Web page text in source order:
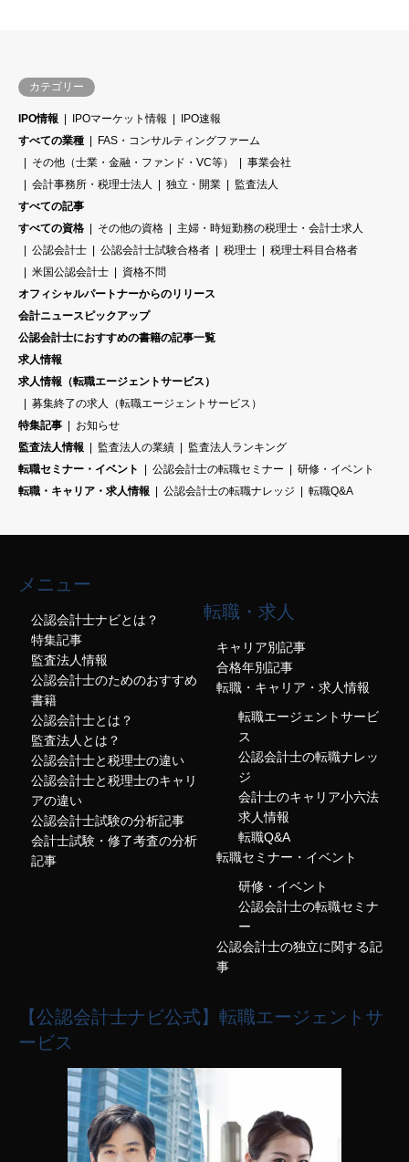
カテゴリー
IPO情報 IPOマーケット情報
IPO速報
すべての業種
FAS・コンサルティングファーム
その他（士業・金融・ファンド・VC等）
事業会社
会計事務所・税理士法人
独立・開業
監査法人
すべての記事
すべての資格
その他の資格
主婦・時短勤務の税理士・会計士求人
公認会計士
公認会計士試験合格者 税理士
税理士科目合格者
米国公認会計士
資格不問
オフィシャルパートナーからのリリース
会計ニュースピックアップ
公認会計士におすすめの書籍の記事一覧
求人情報
求人情報（転職エージェントサービス）
募集終了の求人（転職エージェントサービス）
特集記事
お知らせ
監査法人情報
監査法人の業績
監査法人ランキング
転職セミナー・イベント
公認会計士の転職セミナー
研修・イベント
転職・キャリア・求人情報
公認会計士の転職ナレッジ 転職Q&A
メニュー
公認会計士ナビとは？
特集記事
監査法人情報
公認会計士のためのおすすめ
書籍
公認会計士とは？
監査法人とは？
公認会計士と税理士の違い
公認会計士と税理士のキャリ
アの違い
公認会計士試験の分析記事
会計士試験・修了考査の分析
記事
転職・求人
キャリア別記事
合格年別記事
転職・キャリア・求人情報
転職エージェントサービ
ス
公認会計士の転職ナレッ
ジ
会計士のキャリア小六法
求人情報
転職Q&A
転職セミナー・イベント
研修・イベント
公認会計士の転職セミナ
ー
公認会計士の独立に関する記
事
【公認会計士ナビ公式】転職エージェントサ
ービス